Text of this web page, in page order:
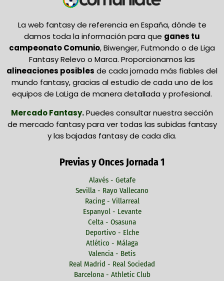
La web fantasy de referencia en España, dónde te
damos toda la información para que ganes tu
campeonato Comunio, Biwenger, Futmondo o de Liga
Fantasy Relevo o Marca. Proporcionamos las
alineaciones posibles de cada jornada más fiables del
mundo fantasy, gracias al estudio de cada uno de los
equipos de LaLiga de manera detallada y profesional.
Mercado Fantasy.Puedes consultar nuestra sección
de mercado fantasy para ver todas las subidas fantasy
y las bajadas fantasy de cada día.
Previas y Onces Jornada 1
Alavés - Getafe
Sevilla - Rayo Vallecano
Racing - Villarreal
Espanyol - Levante
Celta - Osasuna
Deportivo - Elche
Atlético - Málaga
Valencia - Betis
Real Madrid - Real Sociedad
Barcelona - Athletic Club